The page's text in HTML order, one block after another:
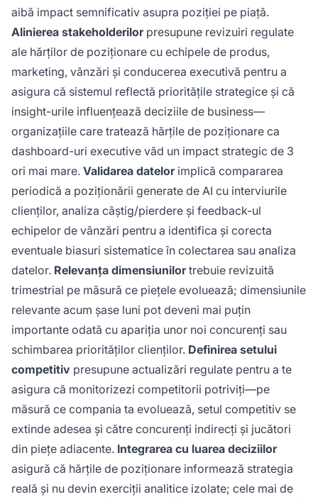
aibă impact semnificativ asupra poziției pe piață.
Alinierea stakeholderilorpresupune revizuiri regulate
ale hărților de poziționare cu echipele de produs,
marketing, vânzări și conducerea executivă pentru a
asigura că sistemul reflectă prioritățile strategice și că
insight-urile influențează deciziile de business—
organizațiile care tratează hărțile de poziționare ca
dashboard-uri executive văd un impact strategic de 3
ori mai mare. Validarea datelorimplică compararea
periodică a poziționării generate de AI cu interviurile
clienților, analiza câștig/pierdere și feedback-ul
echipelor de vânzări pentru a identifica și corecta
eventuale biasuri sistematice în colectarea sau analiza
datelor. Relevanța dimensiunilortrebuie revizuită
trimestrial pe măsură ce piețele evoluează; dimensiunile
relevante acum șase luni pot deveni mai puțin
importante odată cu apariția unor noi concurenți sau
schimbarea priorităților clienților. Definirea setului
competitiv presupune actualizări regulate pentru a te
asigura că monitorizezi competitorii potriviți—pe
măsură ce compania ta evoluează, setul competitiv se
extinde adesea și către concurenți indirecți și jucători
din piețe adiacente. Integrarea cu luarea deciziilor
asigură că hărțile de poziționare informează strategia
reală și nu devin exerciții analitice izolate; cele mai de